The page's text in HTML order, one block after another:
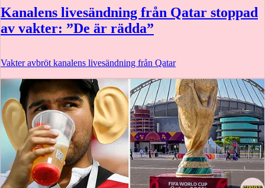
Kanalens livesändning från Qatar stoppad
av vakter: ”De är rädda”
Vakter avbröt kanalens livesändning från Qatar